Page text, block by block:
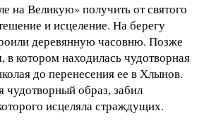
на Великую» получить от святого
и исцеление. На берегу
деревянную часовню. Позже
котором находилась чудотворная
до перенесения ее в Хлынов.
чудотворный образ, забил
исцеляла страждущих.